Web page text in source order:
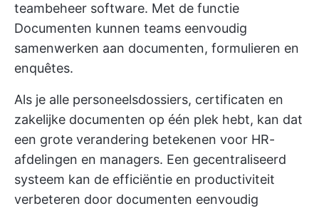
teambeheer software. Met de functie
Documenten kunnen teams eenvoudig
samenwerken aan documenten, formulieren en
enquêtes.
Als je alle personeelsdossiers, certificaten en
zakelijke documenten op één plek hebt, kan dat
een grote verandering betekenen voor HR-
afdelingen en managers. Een gecentraliseerd
systeem kan de efficiëntie en productiviteit
verbeteren door documenten eenvoudig